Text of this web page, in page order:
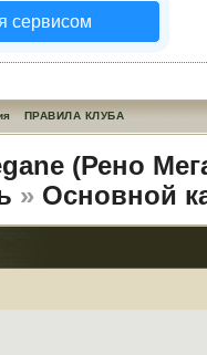
сервисом
ПРАВИЛА КЛУБА
(Рено
» Основной